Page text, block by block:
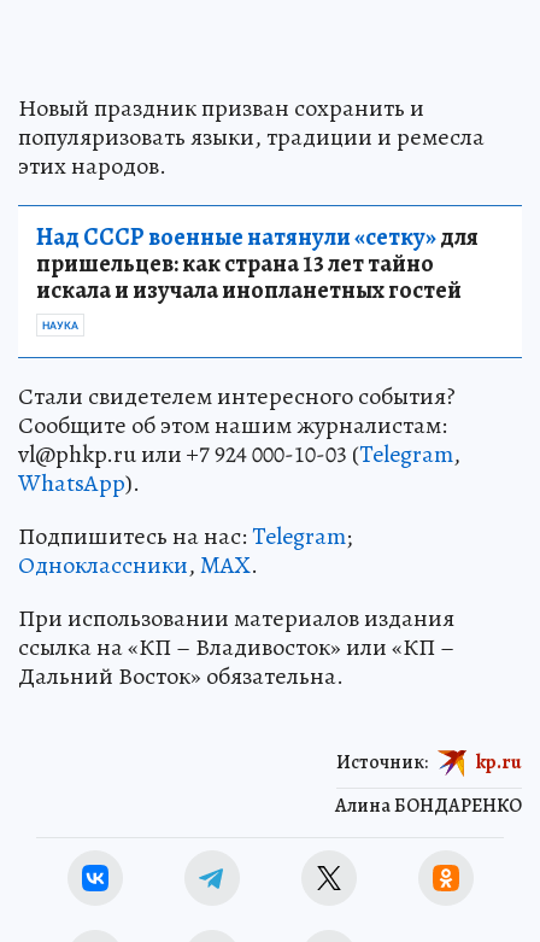
Новый праздник призван сохранить и
популяризовать языки, традиции и ремесла
этих народов.
Над СССР военные натянули «сетку»для
пришельцев: как страна 13 лет тайно
искала и изучала инопланетных гостей
НАУКА
Стали свидетелем интересного события?
Сообщите об этом нашим журналистам:
vl@phkp.ru или +7 924 000-10-03 (Telegram,
WhatsApp).
Подпишитесь на нас:Telegram;
Одноклассники,MAX.
При использовании материалов издания
ссылка на «КП – Владивосток» или «КП –
Дальний Восток» обязательна.
Алина БОНДАРЕНКО
Источник: kp.ru